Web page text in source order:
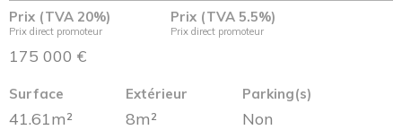
Prix (TVA 20%)
Prix direct promoteur
175 000 €
Prix (TVA 5.5%)
Prix direct promoteur
Surface
41.61m²
Extérieur
8m²
Parking(s)
Non